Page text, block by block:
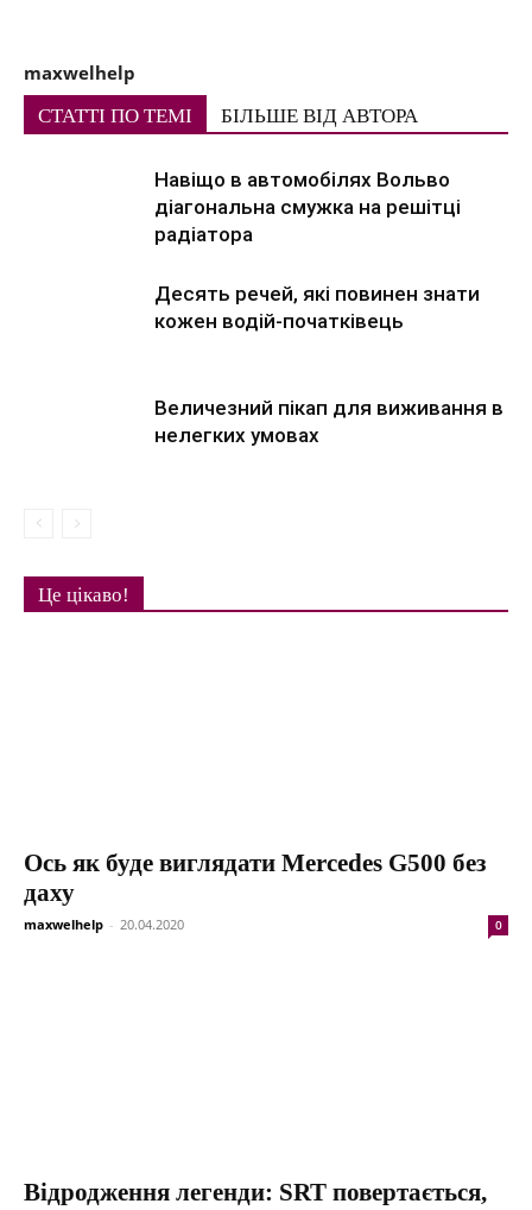
maxwelhelp
СТАТТІ ПО ТЕМІ БІЛЬШЕ ВІД АВТОРА
Навіщо в автомобілях Вольво
діагональна смужка на решітці
радіатора
Десять речей, які повинен знати
кожен водій-початківець
Величезний пікап для виживання в
нелегких умовах
Це цікаво!
Ось як буде виглядати Mercedes G500 без
даху
maxwelhelp - 20.04.2020 0
Відродження легенди: SRT повертається,